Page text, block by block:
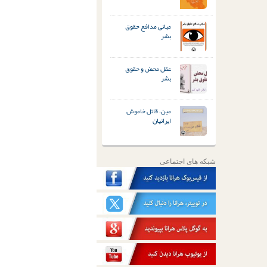
مبانی مدافع حقوق
بشر
عقل محض و حقوق
بشر
مین، قاتل خاموش
ایرانیان
شبکه های اجتماعی